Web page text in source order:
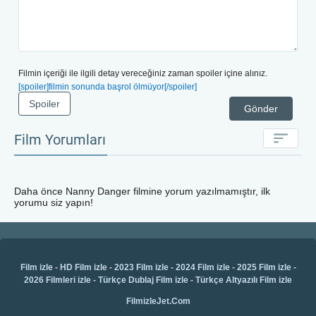
Filmin içeriği ile ilgili detay vereceğiniz zaman spoiler içine alınız.
[spoiler]filmin sonunda başrol ölmüyor[/spoiler]
Gönder
Spoiler
Film Yorumları
Daha önce Nanny Danger filmine yorum yazılmamıştır, ilk
yorumu siz yapın!
Film izle- HD Film izle- 2023 Film izle- 2024 Film izle- 2025 Film izle-
2026 Filmleri izle - Türkçe Dublaj Film izle - Türkçe Altyazılı Film izle
FilmizleJet.Com